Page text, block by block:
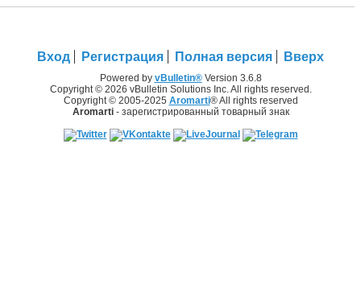
Вход Регистрация Полная версия Вверх
Powered by vBulletin®Version 3.6.8
Copyright © 2026 vBulletin Solutions Inc. All rights reserved.
Copyright © 2005-2025 Aromarti® All rights reserved
Aromarti- зарегистрированный товарный знак